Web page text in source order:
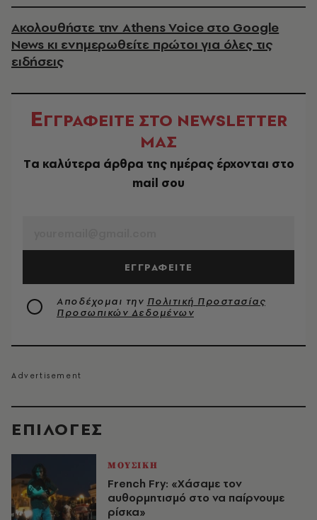
EΠΙΛΟΓΈΣ
ΜΟΥΣΙΚΗ
French Fry: «Χάσαμε τον
αυθορμητισμό στο να παίρνουμε
ρίσκα»
Ακολουθήστε την Athens Voice στο Google
News κι ενημερωθείτε πρώτοι για όλες τις
ειδήσεις
ΕΓΓΡΑΦΕΙΤΕ ΣΤΟ NEWSLETTER
ΜΑΣ
Tα καλύτερα άρθρα της ημέρας έρχονται στο
mail σου
ΕΓΓΡΑΦΕΙΤΕ
Αποδέχομαι την Πολιτική Προστασίας
Προσωπικών Δεδομένων